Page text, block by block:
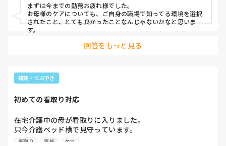
まずは今までの勤務お疲れ様でした。
お母様のケアについても、ご自身の職場で知ってる環境を選択
されたこと、とても良かったことなんじゃないかなと思いま
す。
ご無理のない範囲で頑張ってくださいね☺️
回答をもっと見る
雑談・つぶやき
初めての看取り対応
在宅介護中の母が看取りに入りました。
只今介護ベッド横で見守っています。
時折呼吸が止まり振戦しているので
看取り 家族 ケア